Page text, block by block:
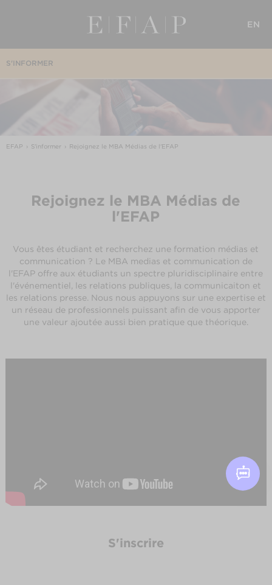
EN
S'INFORMER
EFAP S'informer Rejoignez le MBA Médias de l'EFAP
Rejoignez le MBA Médias de
l'EFAP
Vous êtes étudiant et recherchez une formation médias et
communication ? Le MBA medias et communication de
l'EFAP offre aux étudiants un spectre pluridisciplinaire entre
l'événementiel, les relations publiques, la communicaiton et
les relations presse. Nous nous appuyons sur une expertise et
un réseau de professionnels puissant afin de vous apporter
une valeur ajoutée aussi bien pratique que théorique.
S'inscrire